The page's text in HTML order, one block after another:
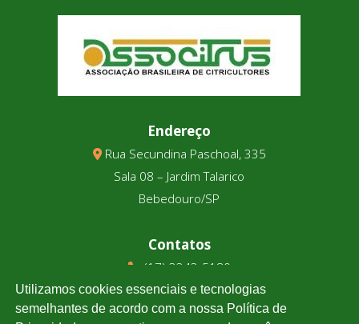
Endereço
Rua Secundina Paschoal, 335
Sala 08 – Jardim Talarico
Bebedouro/SP
Contatos
(17) 3343-5180
(17) 99123-9831
Utilizamos cookies essenciais e tecnologias
semelhantes de acordo com a nossa Política de